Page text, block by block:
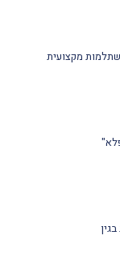
מקצועית